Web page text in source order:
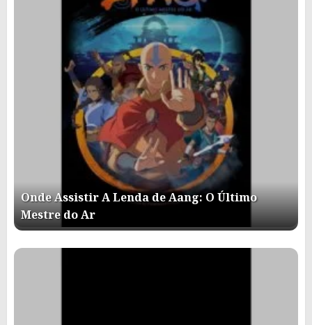
Onde Assistir A Lenda de Aang: O Último
Mestre do Ar